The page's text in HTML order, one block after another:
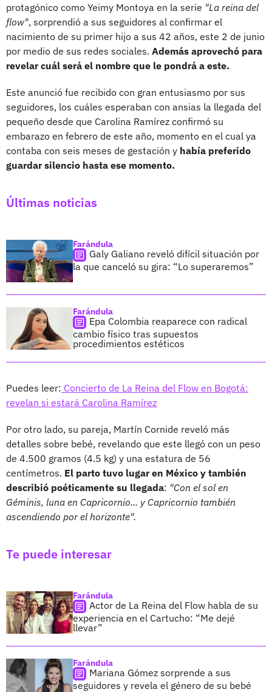
protagónico como Yeimy Montoya en la serie "La reina del
flow", sorprendió a sus seguidores al confirmar el
nacimiento de su primer hijo a sus 42 años, este 2 de junio
por medio de sus redes sociales. Además aprovechó para
revelar cuál será el nombre que le pondrá a este.
Este anunció fue recibido con gran entusiasmo por sus
seguidores, los cuáles esperaban con ansias la llegada del
pequeño desde que Carolina Ramírez confirmó su
embarazo en febrero de este año, momento en el cual ya
contaba con seis meses de gestación y había preferido
guardar silencio hasta ese momento.
Últimas noticias
Farándula
Galy Galiano reveló difícil situación por
la que canceló su gira: “Lo superaremos”
Farándula
Epa Colombia reaparece con radical
cambio físico tras supuestos
procedimientos estéticos
Puedes leer: Concierto de La Reina del Flow en Bogotá:
revelan si estará Carolina Ramírez
Por otro lado, su pareja, Martín Cornide reveló más
detalles sobre bebé, revelando que este llegó con un peso
de 4.500 gramos (4.5 kg) y una estatura de 56
centímetros. El parto tuvo lugar en México y también
describió poéticamente su llegada: "Con el sol en
Géminis, luna en Capricornio... y Capricornio también
ascendiendo por el horizonte".
Te puede interesar
Farándula
Actor de La Reina del Flow habla de su
experiencia en el Cartucho: “Me dejé
llevar”
Farándula
Mariana Gómez sorprende a sus
seguidores y revela el género de su bebé